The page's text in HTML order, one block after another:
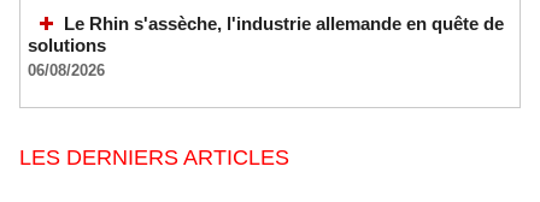
Le Rhin s'assèche, l'industrie allemande en quête de
solutions
06/08/2026
LES DERNIERS ARTICLES